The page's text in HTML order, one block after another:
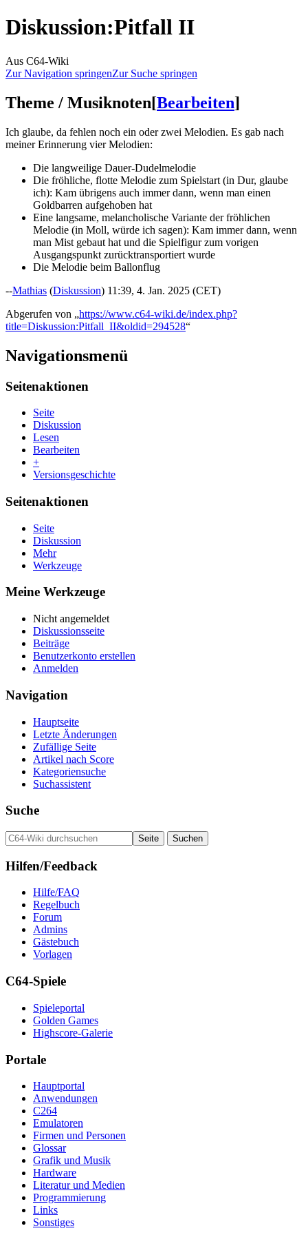
Diskussion:Pitfall II
Aus C64-Wiki
Zur Navigation springenZur Suche springen
Theme / Musiknoten[Bearbeiten]
Ich glaube, da fehlen noch ein oder zwei Melodien. Es gab nach
meiner Erinnerung vier Melodien:
Die langweilige Dauer-Dudelmelodie
Die fröhliche, flotte Melodie zum Spielstart (in Dur, glaube
ich): Kam übrigens auch immer dann, wenn man einen
Goldbarren aufgehoben hat
Eine langsame, melancholische Variante der fröhlichen
Melodie (in Moll, würde ich sagen): Kam immer dann, wenn
man Mist gebaut hat und die Spielfigur zum vorigen
Ausgangspunkt zurücktransportiert wurde
Die Melodie beim Ballonflug
--Mathias (Diskussion) 11:39, 4. Jan. 2025 (CET)
Abgerufen von „https://www.c64-wiki.de/index.php?
title=Diskussion:Pitfall_II&oldid=294528“
Navigationsmenü
Seitenaktionen
Seite
Diskussion
Lesen
Bearbeiten
+
Versionsgeschichte
Seitenaktionen
Seite
Diskussion
Mehr
Werkzeuge
Meine Werkzeuge
Nicht angemeldet
Diskussionsseite
Beiträge
Benutzerkonto erstellen
Anmelden
Navigation
Hauptseite
Letzte Änderungen
Zufällige Seite
Artikel nach Score
Kategoriensuche
Suchassistent
Suche
Hilfen/Feedback
Hilfe/FAQ
Regelbuch
Forum
Admins
Gästebuch
Vorlagen
C64-Spiele
Spieleportal
Golden Games
Highscore-Galerie
Portale
Hauptportal
Anwendungen
C264
Emulatoren
Firmen und Personen
Glossar
Grafik und Musik
Hardware
Literatur und Medien
Programmierung
Links
Sonstiges